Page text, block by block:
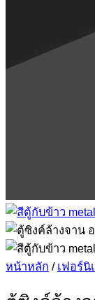
หน้าหลัก / เฟอร์นิ